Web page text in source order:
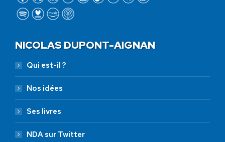
NICOLAS DUPONT-AIGNAN
Qui est-il ?
Nos idées
Ses livres
NDA sur Twitter